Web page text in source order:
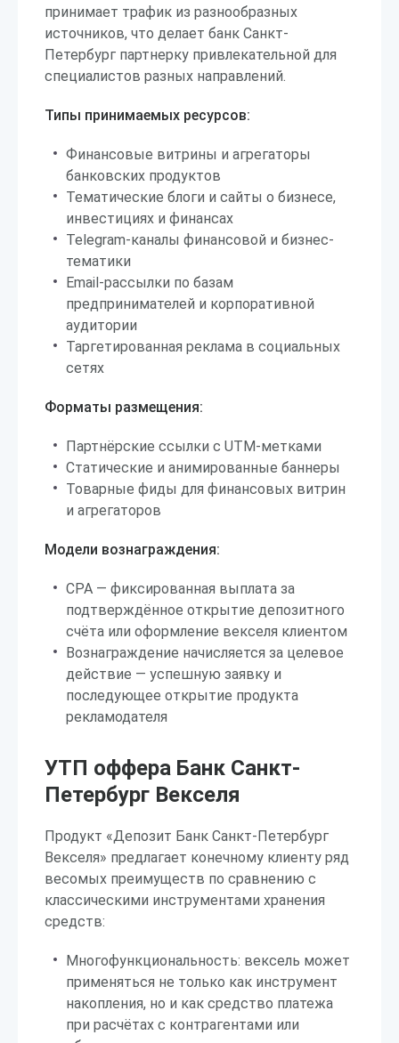
принимает трафик из разнообразных
источников, что делает банк Санкт-
Петербург партнерку привлекательной для
специалистов разных направлений.
Типы принимаемых ресурсов:
Финансовые витрины и агрегаторы
банковских продуктов
Тематические блоги и сайты о бизнесе,
инвестициях и финансах
Telegram-каналы финансовой и бизнес-
тематики
Email-рассылки по базам
предпринимателей и корпоративной
аудитории
Таргетированная реклама в социальных
сетях
Форматы размещения:
Партнёрские ссылки с UTM-метками
Статические и анимированные баннеры
Товарные фиды для финансовых витрин
и агрегаторов
Модели вознаграждения:
CPA — фиксированная выплата за
подтверждённое открытие депозитного
счёта или оформление векселя клиентом
Вознаграждение начисляется за целевое
действие — успешную заявку и
последующее открытие продукта
рекламодателя
УТП оффера Банк Санкт-
Петербург Векселя
Продукт «Депозит Банк Санкт-Петербург
Векселя» предлагает конечному клиенту ряд
весомых преимуществ по сравнению с
классическими инструментами хранения
средств:
Многофункциональность: вексель может
применяться не только как инструмент
накопления, но и как средство платежа
при расчётах с контрагентами или